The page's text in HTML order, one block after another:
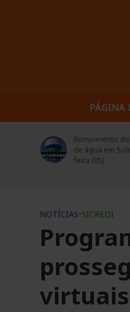
PÁGINA
Rompimento
de água em
feira (05)
NOTÍCIAS•SICREDI
virtuais